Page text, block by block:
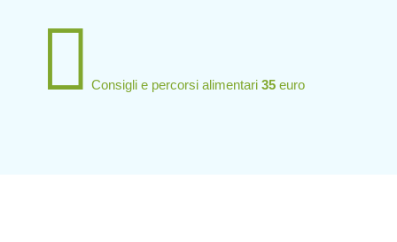
 Consigli e percorsi alimentari 35euro